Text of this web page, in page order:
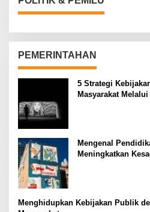
PEMERINTAHAN
5 Strategi
Masyarakat
Mengenal
Meningkatkan
Menghidupkan Kebijakan Publik